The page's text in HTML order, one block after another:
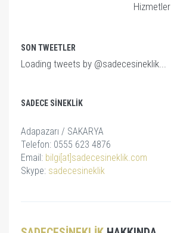
Hizmetler
SON TWEETLER
Loading tweets by @sadecesineklik...
SADECE SINEKLIK
Adapazarı / SAKARYA
Telefon: 0555 623 4876
Email: bilgi[at]sadecesineklik.com
Skype: sadecesineklik